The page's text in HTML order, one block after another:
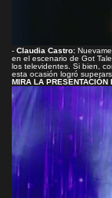
- Claudia Castro:
en el escenario de Got
los televidentes. Si bien,
esta ocasión logró
MIRA LA PRESENTACIÓN